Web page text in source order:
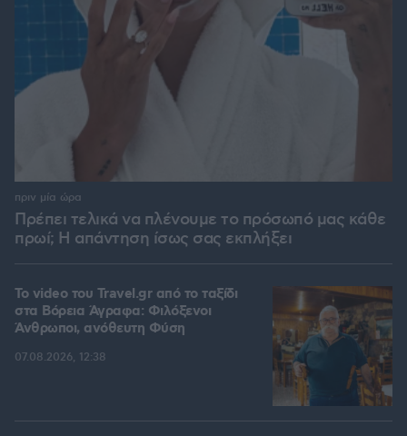
Πρέπει τελικά να πλένουμε το πρόσωπό μας κάθε
πρωί; Η απάντηση ίσως σας εκπλήξει
πριν μία ώρα
To video του Travel.gr από το ταξίδι
στα Βόρεια Άγραφα: Φιλόξενοι
Άνθρωποι, ανόθευτη Φύση
07.08.2026, 12:38